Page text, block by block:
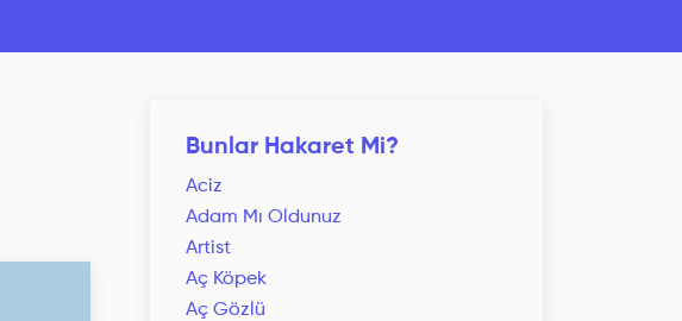
Bunlar Hakaret Mi?
Aciz
Adam Mı Oldunuz
Artist
Aç Köpek
Aç Gözlü